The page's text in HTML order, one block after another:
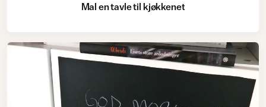
Mal en tavle til kjøkkenet